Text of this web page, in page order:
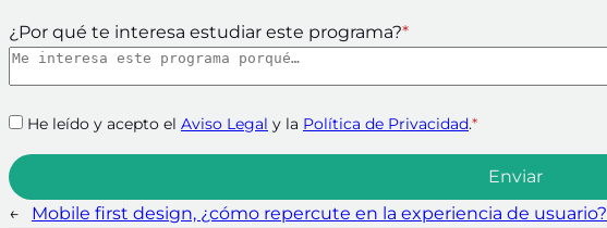
¿Por qué te interesa estudiar este programa?*
He leído y acepto el Aviso Legal y la Política de Privacidad.*
← Mobile first design, ¿cómo repercute en la experiencia de usuario?